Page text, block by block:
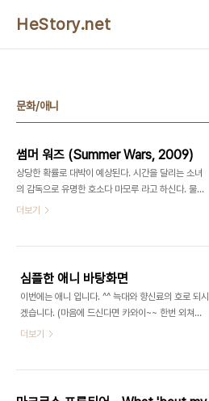
HeStory.net
문화/애니
썸머 워즈 (Summer Wars, 2009)
상당한 확률로 대박이 예상된다. 시간을 달리는 소녀
의 감독으로 유명한 호소다 마모루 라고 하신다. 물론
그 사실이 그다지 중요한 것은 아니다. 시간을 달리는
이 "매드 하우스"다. 매드 하우스라면 봐줘야 한다.
작품의 몰입도로 본다면 최고의 제작사가 아니던가..
게다가 뮤비도 충분한 떡밥을 던져주신다는 것. 그분
들의 CM송. 충분히 가치 있게 승화되었지 아니한
가? 오늘처럼 KTF인 것이 한 스러운 적은 패밀리마
이후로 처음이다. (아.. 할인 혜택이여..) 덧. 제작에
더보기
심플한 애니 바탕화면
이번에는 애니 입니다. ^^ 늑대와 향신료의 호로 되시
겠습니다. (마음에 드신다면 카와이~~ 한번 외쳐주
세요 ㅋㅋ) 심플하니 부담없이 쓰시기에 좋을 것 같
star? by wake | 2008/08/10 21:15 왓 바웃 마
더보기